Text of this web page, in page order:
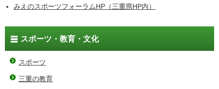
みえのスポーツフォーラムHP（三重県HP内）
スポーツ・教育・文化
スポーツ
三重の教育